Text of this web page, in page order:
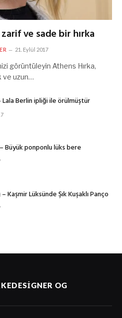
ve sade bir hırka
21. Eylül 2017
görüntüleyin Athens Hırka,
ve uzun…
Lala Berlin ipliği ile örülmüştür
Büyük ponponlu lüks bere
Kaşmir Lüksünde Şık Kuşaklı Panço
OG